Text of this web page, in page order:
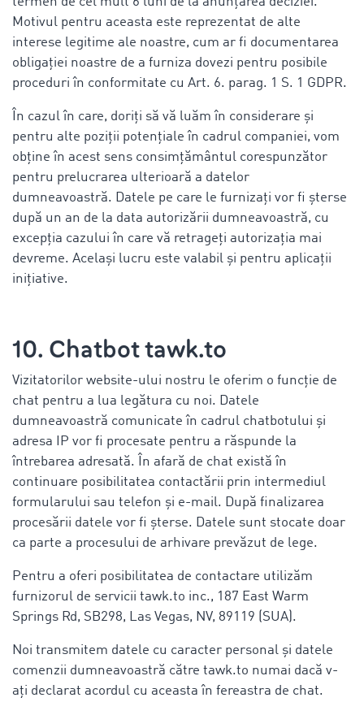
Motivul pentru aceasta este reprezentat de alte
interese legitime ale noastre, cum ar fi documentarea
obligației noastre de a furniza dovezi pentru posibile
proceduri în conformitate cu Art. 6. parag. 1 S. 1 GDPR.
În cazul în care, doriți să vă luăm în considerare și
pentru alte poziții potențiale în cadrul companiei, vom
obține în acest sens consimțământul corespunzător
pentru prelucrarea ulterioară a datelor
dumneavoastră. Datele pe care le furnizați vor fi șterse
după un an de la data autorizării dumneavoastră, cu
excepția cazului în care vă retrageți autorizația mai
devreme. Același lucru este valabil și pentru aplicații
inițiative.
10. Chatbot tawk.to
Vizitatorilor website-ului nostru le oferim o funcție de
chat pentru a lua legătura cu noi. Datele
dumneavoastră comunicate în cadrul chatbotului și
adresa IP vor fi procesate pentru a răspunde la
întrebarea adresată. În afară de chat există în
continuare posibilitatea contactării prin intermediul
formularului sau telefon și e-mail. După finalizarea
procesării datele vor fi șterse. Datele sunt stocate doar
ca parte a procesului de arhivare prevăzut de lege.
Pentru a oferi posibilitatea de contactare utilizăm
furnizorul de servicii tawk.to inc., 187 East Warm
Springs Rd, SB298, Las Vegas, NV, 89119 (SUA).
Noi transmitem datele cu caracter personal și datele
comenzii dumneavoastră către tawk.to numai dacă v-
ați declarat acordul cu aceasta în fereastra de chat.